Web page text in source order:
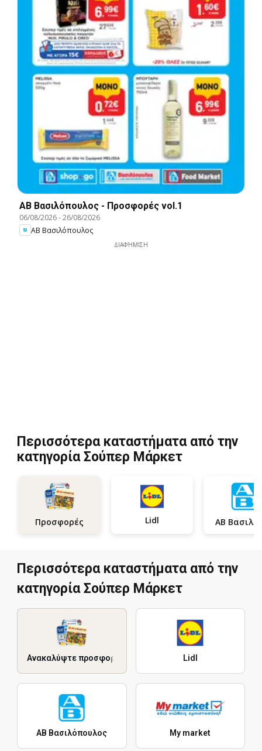
ΑΒ Βασιλόπουλος - Προσφορές vol.1
06/08/2026-26/08/2026
ΑΒ Βασιλόπουλος
ΔΙΑΦΉΜΙΣΗ
Περισσότερα καταστήματα από την
κατηγορία Σούπερ Μάρκετ
Προσφορές Lidl
Περισσότερα καταστήματα από την
κατηγορία Σούπερ Μάρκετ
Ανακαλύψτε προσφορές Lidl
ΑΒ Βασιλόπουλος My market